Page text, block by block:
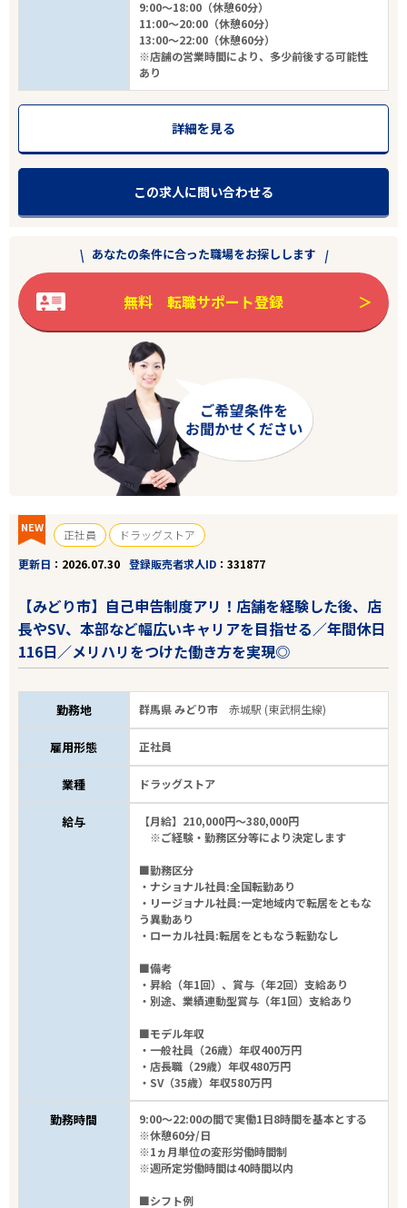
9:00～18:00（休憩60分）
11:00～20:00（休憩60分）
13:00～22:00（休憩60分）
※店舗の営業時間により、多少前後する可能性
あり
詳細を見る
この求人に問い合わせる
あなたの条件に合った職場をお探しします
無料 転職サポート登録
NEW 正社員
ドラッグストア
更新日
2026.07.30 登録販売者求人ID 331877
【みどり市】自己申告制度アリ！店舗を経験した後、店
長やSV、本部など幅広いキャリアを目指せる／年間休日
116日／メリハリをつけた働き方を実現◎
勤務地 群馬県 みどり市赤城駅 (東武桐生線)
雇用形態 正社員
業種 ドラッグストア
給与
【月給】210,000円～380,000円
※ご経験・勤務区分等により決定します
■勤務区分
・ナショナル社員:全国転勤あり
・リージョナル社員:一定地域内で転居をともな
う異動あり
・ローカル社員:転居をともなう転勤なし
■備考
・昇給（年1回）、賞与（年2回）支給あり
・別途、業績連動型賞与（年1回）支給あり
■モデル年収
・一般社員（26歳）年収400万円
・店長職（29歳）年収480万円
・SV（35歳）年収580万円
勤務時間
9:00～22:00の間で実働1日8時間を基本とする
※休憩60分/日
※1ヵ月単位の変形労働時間制
※週所定労働時間は40時間以内
■シフト例